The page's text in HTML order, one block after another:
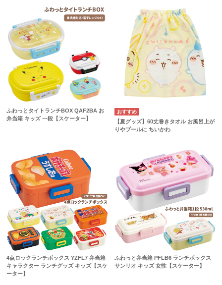
ふわっとタイトランチBOX QAF2BA お
弁当箱 キッズ 一段【スケーター】
【夏グッズ】60丈巻きタオル お風呂上が
りやプールに ちいかわ
4点ロックランチボックス YZFL7 弁当箱
キャラクター ランチグッズ キッズ【スケ
ーター】
ふわっと弁当箱 PFLB6 ランチボックス
サンリオ キッズ 女性【スケーター】